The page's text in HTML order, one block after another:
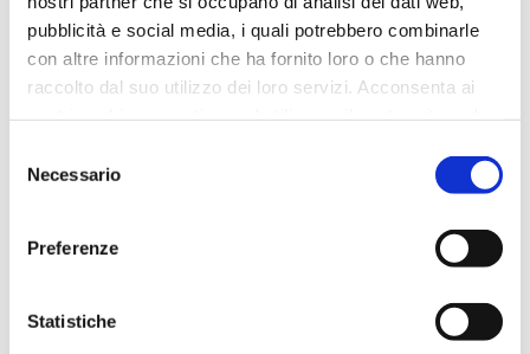
pubblicità e social media, i quali potrebbero combinarle
con altre informazioni che ha fornito loro o che hanno
raccolto dal suo utilizzo dei loro servizi. Acconsenta ai
delNecessario
Preferenze
Statistiche